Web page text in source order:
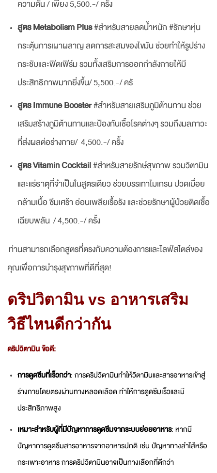
ความดัน / เพียง 5,500.-/ ครั้ง
สูตร Metabolism Plus#สำหรับสายลดน้ำหนัก #รักษาหุ่น
กระตุ้นการเผาผลาญ ลดการสะสมของไขมัน ช่วยทำให้รูปร่าง
กระชับและฟิตเฟิร์ม รวมทั้งเสริมการออกกำลังกายให้มี
ประสิทธิภาพมากยิ่งขึ้น/ 5,500.-/ ครั
สูตร Immune Booster#สำหรับสายเสริมภูมิต้านทาน ช่วย
เสริมสร้างภูมิต้านทานและป้องกันเชื้อโรคต่างๆ รวมถึงมลภาวะ
ที่ส่งผลต่อร่างกาย/ 4,500.-/ ครั้ง
สูตร Vitamin Cocktail#สำหรับสายรักษ์สุขภาพ รวมวิตามิน
และแร่ธาตุที่จำเป็นในสูตรเดียว ช่วยบรรเทาไมเกรน ปวดเมื่อย
กล้ามเนื้อ ซึมเศร้า อ่อนเพลียเรื้อรัง และช่วยรักษาผู้ป่วยติดเชื้อ
เฉียบพลัน / 4,500.-/ ครั้ง
ท่านสามารถเลือกสูตรที่ตรงกับความต้องการและไลฟ์สไตล์ของ
คุณเพื่อการบำรุงสุขภาพที่ดีที่สุด!
ดริปวิตามิน vs อาหารเสริม
วิธีไหนดีกว่ากัน
ดริปวิตามินข้อดี:
การดูดซึมที่เร็วกว่า: การดริปวิตามินทำให้วิตามินและสารอาหารเข้าสู่
ร่างกายโดยตรงผ่านทางหลอดเลือด ทำให้การดูดซึมเร็วและมี
ประสิทธิภาพสูง
เหมาะสำหรับผู้ที่มีปัญหาการดูดซึมจากระบบย่อยอาหาร: หากมี
ปัญหาการดูดซึมสารอาหารจากอาหารปกติ เช่น ปัญหาทางลำไส้หรือ
กระเพาะอาหาร การดริปวิตามินอาจเป็นทางเลือกที่ดีกว่า